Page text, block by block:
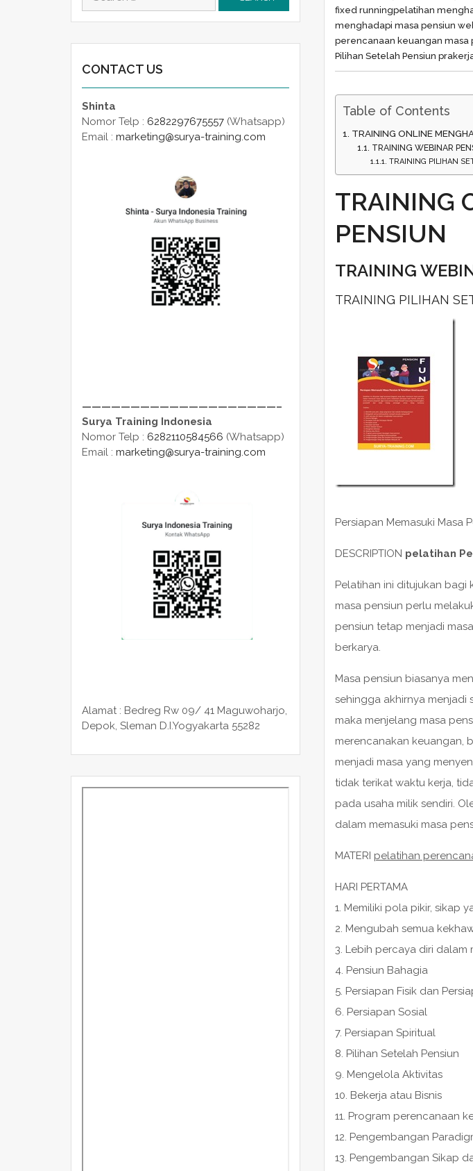
fixed runningpelatihan
menghadapi masa pensiun
perencanaan keuangan masa
Pilihan Setelah Pensiun
Table of Contents
TRAINING ONLINE
TRAINING WEBINAR
TRAINING PILIHAN
TRAINING
PENSIUN
TRAINING
TRAINING PILIHAN
Persiapan Memasuki Masa
DESCRIPTION pelatihan
Pelatihan ini ditujukan bagi
masa pensiun perlu
pensiun tetap menjadi
berkarya.
Masa pensiun biasanya
sehingga akhirnya menjadi
maka menjelang masa
merencanakan keuangan,
menjadi masa yang
tidak terikat waktu kerja,
pada usaha milik sendiri.
dalam memasuki masa
MATERI pelatihan
HARI PERTAMA
1. Memiliki pola pikir, sikap
2. Mengubah semua
3. Lebih percaya diri dalam
4. Pensiun Bahagia
5. Persiapan Fisik dan
6. Persiapan Sosial
7. Persiapan Spiritual
8. Pilihan Setelah Pensiun
9. Mengelola Aktivitas
10. Bekerja atau Bisnis
11. Program perencanaan
12. Pengembangan
13. Pengembangan Sikap
for:
CONTACT US
Shinta
Nomor Telp : 6282297675557 (Whatsapp)
Email : marketing@surya-training.com
————————————————————–
Surya Training Indonesia
Nomor Telp : 6282110584566 (Whatsapp)
Email : marketing@surya-training.com
Alamat : Bedreg Rw 09/ 41 Maguwoharjo,
Depok, Sleman D.I.Yogyakarta 55282